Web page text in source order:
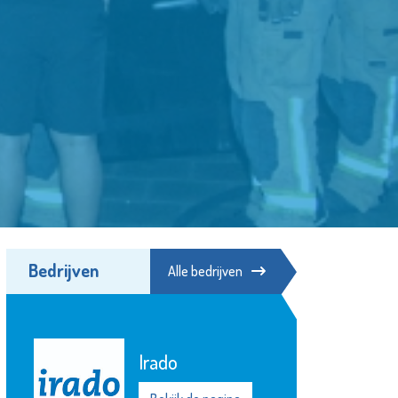
Bedrijven Alle bedrijven
Poppodium De
Kroepoekfabriek